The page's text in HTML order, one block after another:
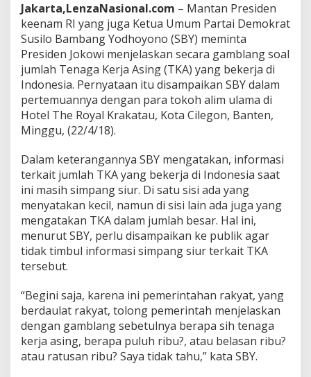
a
h
J
e
l
a
s
k
a
r
a
p
J
u
m
l
K
A
D
i
I
n
Jakarta,LenzaNasional.com – Mantan Presiden
keenam RI yang juga Ketua Umum Partai Demokrat
Susilo Bambang Yodhoyono (SBY) meminta
Presiden Jokowi menjelaskan secara gamblang soal
jumlah Tenaga Kerja Asing (TKA) yang bekerja di
Indonesia. Pernyataan itu disampaikan SBY dalam
pertemuannya dengan para tokoh alim ulama di
Hotel The Royal Krakatau, Kota Cilegon, Banten,
Minggu, (22/4/18).
Dalam keterangannya SBY mengatakan, informasi
terkait jumlah TKA yang bekerja di Indonesia saat
ini masih simpang siur. Di satu sisi ada yang
menyatakan kecil, namun di sisi lain ada juga yang
mengatakan TKA dalam jumlah besar. Hal ini,
menurut SBY, perlu disampaikan ke publik agar
tidak timbul informasi simpang siur terkait TKA
tersebut.
“Begini saja, karena ini pemerintahan rakyat, yang
berdaulat rakyat, tolong pemerintah menjelaskan
dengan gamblang sebetulnya berapa sih tenaga
kerja asing, berapa puluh ribu?, atau belasan ribu?
atau ratusan ribu? Saya tidak tahu,” kata SBY.